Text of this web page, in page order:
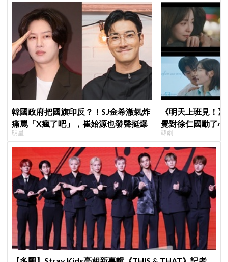
韓國政府把國旗印反？！SJ金希澈氣炸
痛罵「X瘋了吧」，崔始源也發聲挺爆
明星
《明天上班見！
覺對徐仁國動了
心好慌
韓劇